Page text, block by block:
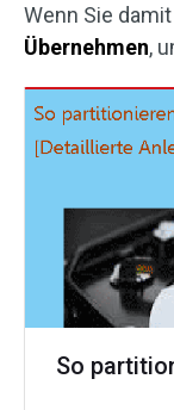
Wenn Sie
Übernehmen,
So